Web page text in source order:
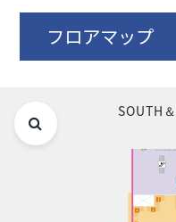
フロアマップ